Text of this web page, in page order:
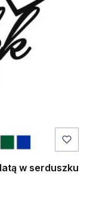
w serduszku